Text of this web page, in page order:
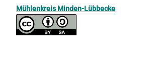
Mühlenkreis Minden-Lübbecke